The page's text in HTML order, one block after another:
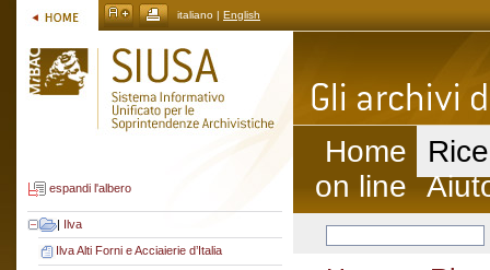
italiano | English
espandi l'albero
| Ilva
Ilva Alti Forni e Acciaierie d’Italia
Home
on line